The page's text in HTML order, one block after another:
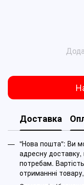
Доставка
"Нова пошта": Ви
адресну
потребам.
отриманнні